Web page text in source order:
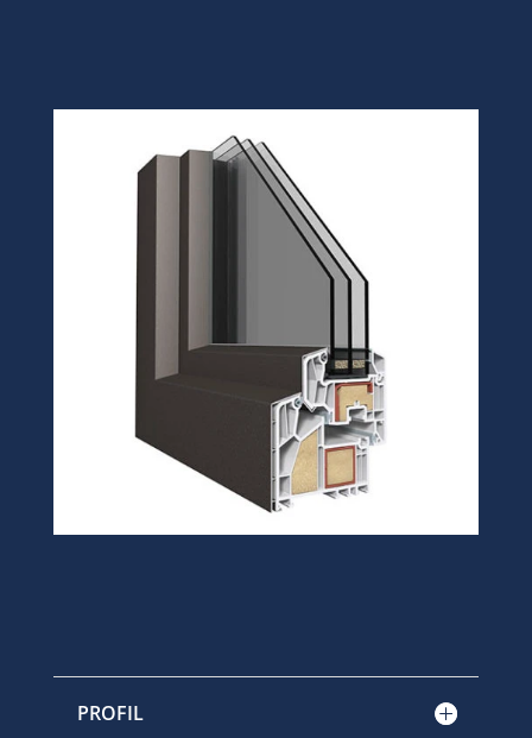
PROFIL